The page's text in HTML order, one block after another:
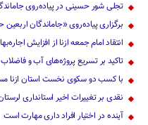
تجلی شور حسینی در پیاده‌روی
برگزاری پیاده‌روی «جاماندگان
انتقاد امام جمعه ازنا از افزایش
تاکید بر تسریع پروژه‌های آب و فاضلاب
با کسب دو سکوی نخست استان ازنا
نقدی بر تغییرات اخیر استانداری
آینده در اختیار افراد داری مهارت است